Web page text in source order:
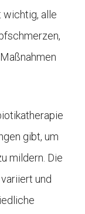
wichtig, alle
gibt, um
mildern. Die
und